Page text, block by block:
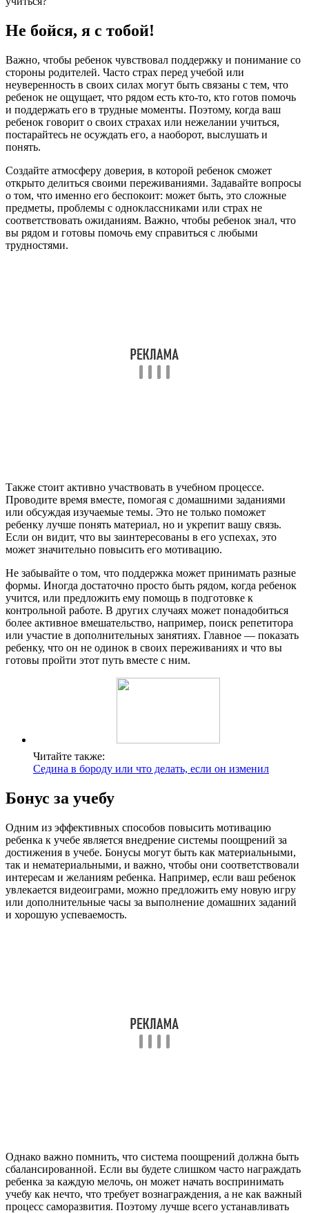
Не бойся, я с тобой!
Важно, чтобы ребенок чувствовал поддержку и понимание со
стороны родителей. Часто страх перед учебой или
неуверенность в своих силах могут быть связаны с тем, что
ребенок не ощущает, что рядом есть кто-то, кто готов помочь
и поддержать его в трудные моменты. Поэтому, когда ваш
ребенок говорит о своих страхах или нежелании учиться,
постарайтесь не осуждать его, а наоборот, выслушать и
понять.
Создайте атмосферу доверия, в которой ребенок сможет
открыто делиться своими переживаниями. Задавайте вопросы
о том, что именно его беспокоит: может быть, это сложные
предметы, проблемы с одноклассниками или страх не
соответствовать ожиданиям. Важно, чтобы ребенок знал, что
вы рядом и готовы помочь ему справиться с любыми
трудностями.
Также стоит активно участвовать в учебном процессе.
Проводите время вместе, помогая с домашними заданиями
или обсуждая изучаемые темы. Это не только поможет
ребенку лучше понять материал, но и укрепит вашу связь.
Если он видит, что вы заинтересованы в его успехах, это
может значительно повысить его мотивацию.
Не забывайте о том, что поддержка может принимать разные
формы. Иногда достаточно просто быть рядом, когда ребенок
учится, или предложить ему помощь в подготовке к
контрольной работе. В других случаях может понадобиться
более активное вмешательство, например, поиск репетитора
или участие в дополнительных занятиях. Главное — показать
ребенку, что он не одинок в своих переживаниях и что вы
готовы пройти этот путь вместе с ним.
Читайте также:
Седина в бороду или что делать, если он изменил
Бонус за учебу
Одним из эффективных способов повысить мотивацию
ребенка к учебе является внедрение системы поощрений за
достижения в учебе. Бонусы могут быть как материальными,
так и нематериальными, и важно, чтобы они соответствовали
интересам и желаниям ребенка. Например, если ваш ребенок
увлекается видеоиграми, можно предложить ему новую игру
или дополнительные часы за выполнение домашних заданий
и хорошую успеваемость.
Однако важно помнить, что система поощрений должна быть
сбалансированной. Если вы будете слишком часто награждать
ребенка за каждую мелочь, он может начать воспринимать
учебу как нечто, что требует вознаграждения, а не как важный
процесс саморазвития. Поэтому лучше всего устанавливать